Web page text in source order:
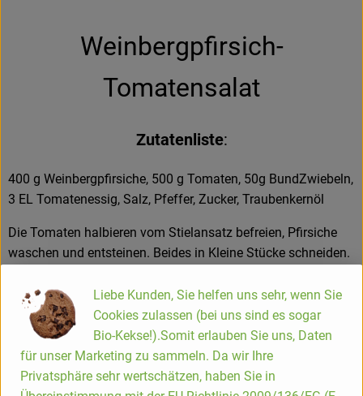
Großgebinde
Service
Weinbergpfirsich-
Tomatensalat
Zutatenliste:
400 g Weinbergpfirsiche, 500 g Tomaten, 50g BundZwiebeln,
3 EL Tomatenessig, Salz, Pfeffer, Zucker, Traubenkernöl
Die Tomaten halbieren vom Stielansatz befreien, Pfirsiche
waschen und entsteinen. Beides in Kleine Stücke schneiden.
restlichen Zutaten ohne Öl zu einem Dressing verrühren bis
sich die Salzkristalle aufgelöst haben. Öl unterheben und die
Früchte mit den Zwiebelringen dazugeben und unterheben.
Dazu passen auch herrlich kross gebratene Streifchen
luftgetrockneter Schinken.
Liebe Kunden, Sie helfen uns sehr, wenn Sie
Cookies zulassen (bei uns sind es sogar
Bio-Kekse!).Somit erlauben Sie uns, Daten
für unser Marketing zu sammeln. Da wir Ihre
Privatsphäre sehr wertschätzen, haben Sie in